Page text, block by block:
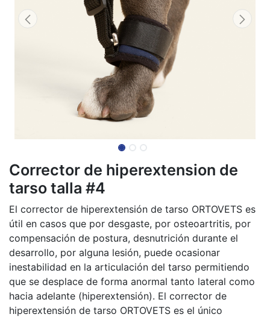
Corrector de hiperextension de
tarso talla #4
El corrector de hiperextensión de tarso ORTOVETS es
útil en casos que por desgaste, por osteoartritis, por
compensación de postura, desnutrición durante el
desarrollo, por alguna lesión, puede ocasionar
inestabilidad en la articulación del tarso permitiendo
que se desplace de forma anormal tanto lateral como
hacia adelante (hiperextensión). El corrector de
hiperextensión de tarso ORTOVETS es el único